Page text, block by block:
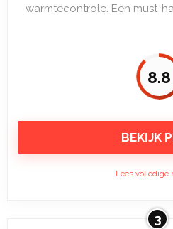
warmtecontrole. Een must-
8.8
BEKIJK
Lees volledige
3